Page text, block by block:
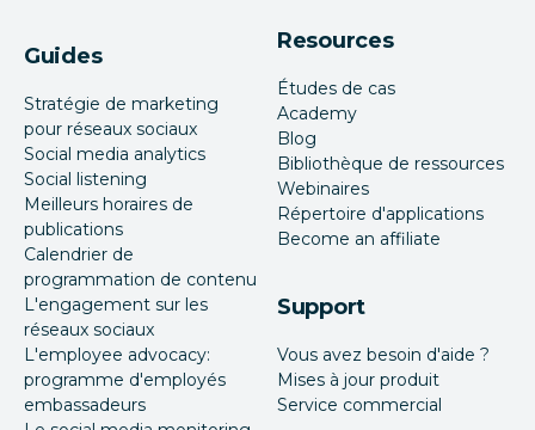
Guides
Stratégie de marketing
pour réseaux sociaux
Social media analytics
Social listening
Meilleurs horaires de
publications
Calendrier de
programmation de contenu
L'engagement sur les
réseaux sociaux
L'employee advocacy:
programme d'employés
embassadeurs
Resources
Études de cas
Academy
Blog
Bibliothèque de ressources
Webinaires
Répertoire d'applications
Become an affiliate
Support
Vous avez besoin d'aide ?
Mises à jour produit
Service commercial